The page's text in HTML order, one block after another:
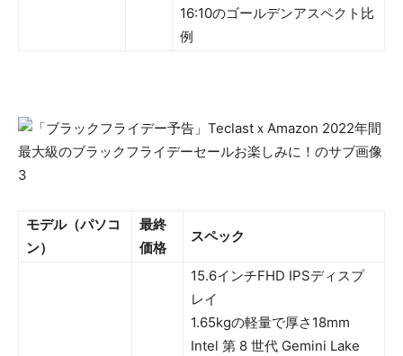
16:10のゴールデンアスペクト比
例
モデル（パソコ
ン）
最終
価格
スペック
15.6インチFHD IPSディスプ
レイ
1.65kgの軽量で厚さ18mm
Intel 第 8 世代 Gemini Lake